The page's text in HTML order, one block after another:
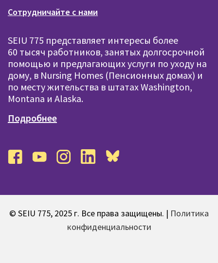
Сотрудничайте с нами
SEIU 775 представляет интересы более
60 тысяч работников, занятых долгосрочной
помощью и предлагающих услуги по уходу на
дому, в Nursing Homes (Пенсионных домах) и
по месту жительства в штатах Washington,
Montana и Alaska.
Подробнее
© SEIU 775, 2025 г. Все права защищены. | Политика
конфиденциальности